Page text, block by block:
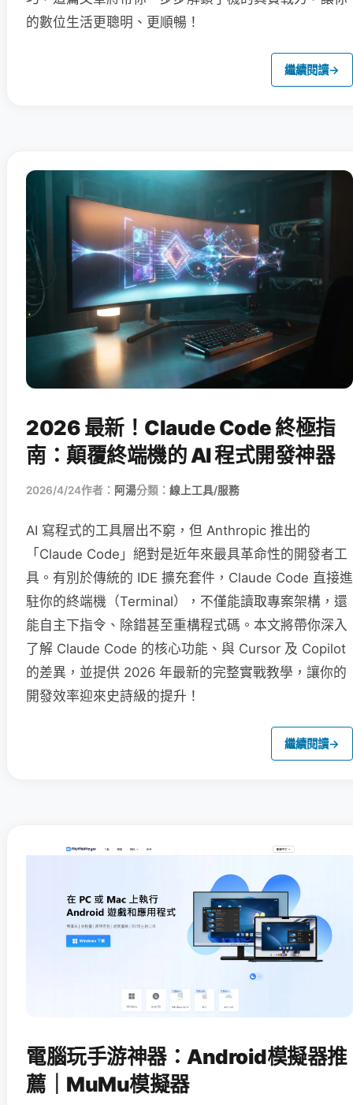
的數位生活更聰明、更順暢！
繼續閱讀→
2026 最新！Claude Code 終極指
南：顛覆終端機的 AI 程式開發神器
2026/4/24作者： 阿湯分類： 線上工具/服務
AI 寫程式的工具層出不窮，但 Anthropic 推出的
「Claude Code」絕對是近年來最具革命性的開發者工
具。有別於傳統的 IDE 擴充套件，Claude Code 直接進
駐你的終端機（Terminal），不僅能讀取專案架構，還
能自主下指令、除錯甚至重構程式碼。本文將帶你深入
了解 Claude Code 的核心功能、與 Cursor 及 Copilot
的差異，並提供 2026 年最新的完整實戰教學，讓你的
開發效率迎來史詩級的提升！
繼續閱讀→
電腦玩手游神器：Android模擬器推
薦｜MuMu模擬器